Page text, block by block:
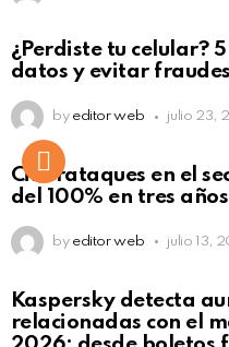
¿Perdiste tu celular?
datos y evitar fraudes
by editor web julio 23,
Ciberataques en el
del 100% en tres años
by editor web julio 13,
Kaspersky detecta
relacionadas con el